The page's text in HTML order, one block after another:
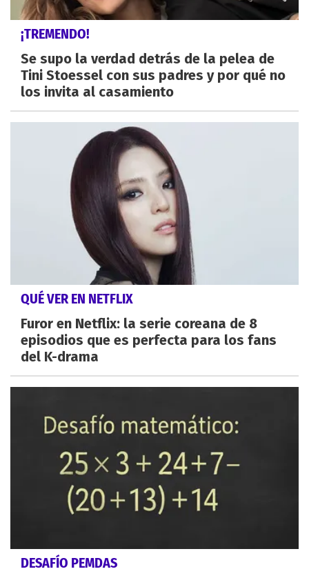
¡TREMENDO!
Se supo la verdad detrás de la pelea de
Tini Stoessel con sus padres y por qué no
los invita al casamiento
QUÉ VER EN NETFLIX
Furor en Netflix: la serie coreana de 8
episodios que es perfecta para los fans
del K-drama
DESAFÍO PEMDAS